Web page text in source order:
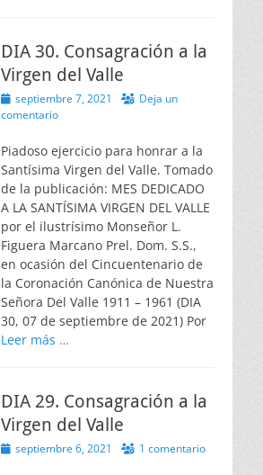
DIA 30. Consagración a la
Virgen del Valle
Publicado
el
septiembre 7, 2021
Deja un
comentario
Piadoso ejercicio para honrar a la
Santísima Virgen del Valle. Tomado
de la publicación: MES DEDICADO
A LA SANTÍSIMA VIRGEN DEL VALLE
por el ilustrísimo Monseñor L.
Figuera Marcano Prel. Dom. S.S.,
en ocasión del Cincuentenario de
la Coronación Canónica de Nuestra
Señora Del Valle 1911 – 1961 (DIA
30, 07 de septiembre de 2021) Por
Leer más …
DIA 29. Consagración a la
Virgen del Valle
Publicado
septiembre 6, 2021 1 comentario